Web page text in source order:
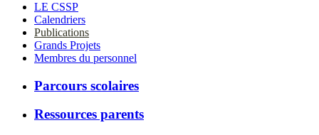
LE CSSP
Calendriers
Publications
Grands Projets
Membres du personnel
Parcours scolaires
Ressources parents